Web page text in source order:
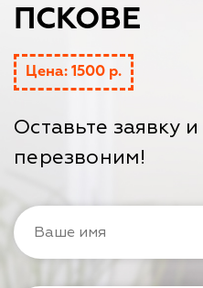
ПСКОВЕ
Цена: 1500 р.
Оставьте заявку
перезвоним!